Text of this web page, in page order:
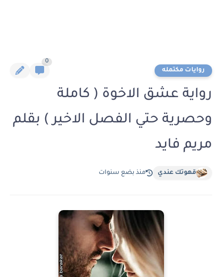
روايات مكتمله
0
رواية عشق الاخوة ( كاملة
وحصرية حتي الفصل الاخير ) بقلم
مريم فايد
قهوتك عندي منذ بضع سنوات